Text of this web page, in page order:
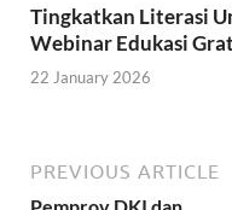
Tingkatkan Literasi
Webinar Edukasi
22 January 2026
PREVIOUS ARTICLE